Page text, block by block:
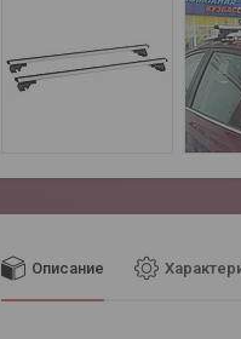
Описание